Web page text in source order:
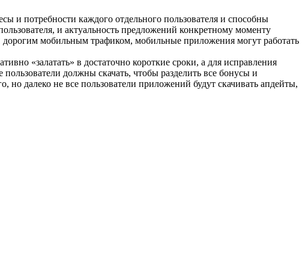
потребности каждого отдельного пользователя и способны
и актуальность предложений конкретному моменту
мобильным трафиком, мобильные приложения могут работать
«залатать» в достаточно короткие сроки, а для исправления
должны скачать, чтобы разделить все бонусы и
но далеко не все пользователи приложений будут скачивать апдейты,